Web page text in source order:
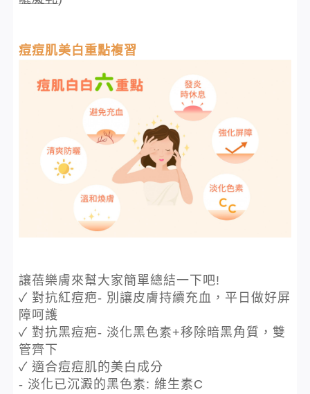
痘痘肌美白重點複習
讓蓓樂膚來幫大家簡單總結一下吧!
✓ 對抗紅痘疤- 別讓皮膚持續充血，平日做好屏
障呵護
✓ 對抗黑痘疤- 淡化黑色素+移除暗黑角質，雙
管齊下
✓ 適合痘痘肌的美白成分
- 淡化已沉澱的黑色素: 維生素C